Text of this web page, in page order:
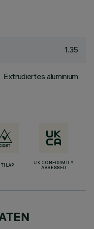
1.35
Extrudiertes aluminium
UK CONFORMITY
ASSESSED